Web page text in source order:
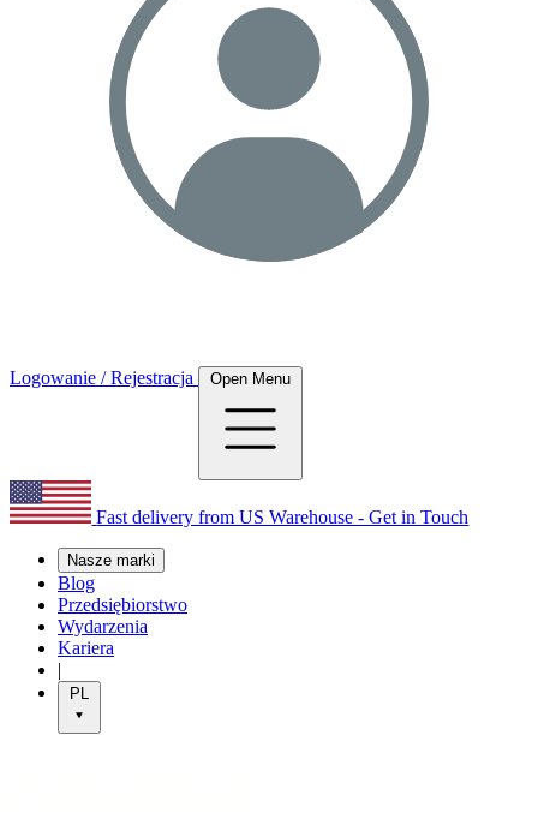
Logowanie / Rejestracja Open Menu
Fast delivery from US Warehouse - Get in Touch
Nasze marki
Blog
Przedsiębiorstwo
Wydarzenia
Kariera
|
PL